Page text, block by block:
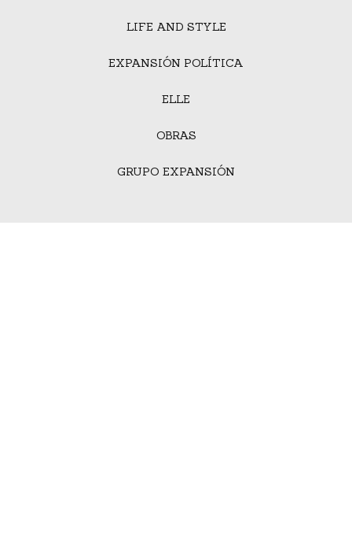
LIFE AND STYLE
EXPANSIÓN POLÍTICA
ELLE
OBRAS
GRUPO EXPANSIÓN